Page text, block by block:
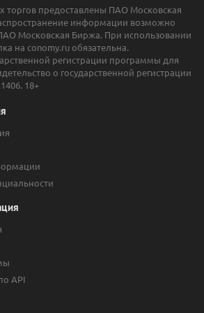
торгов предоставлены ПАО Московская
информации возможно
Московская Биржа. При использовании
на conomy.ru обязательна.
регистрации программы для
о государственной регистрации
18+
API